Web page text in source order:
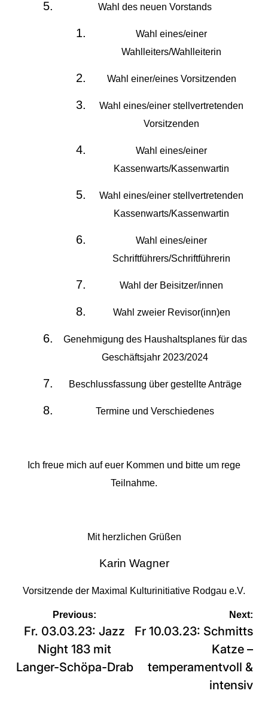
Wahl des neuen Vorstands
Wahl eines/einer
Wahlleiters/Wahlleiterin
Wahl einer/eines Vorsitzenden
Wahl eines/einer stellvertretenden
Vorsitzenden
Wahl eines/einer
Kassenwarts/Kassenwartin
Wahl eines/einer stellvertretenden
Kassenwarts/Kassenwartin
Wahl eines/einer
Schriftführers/Schriftführerin
Wahl der Beisitzer/innen
Wahl zweier Revisor(inn)en
Genehmigung des Haushaltsplanes für das
Geschäftsjahr 2023/2024
Beschlussfassung über gestellte Anträge
Termine und Verschiedenes
Ich freue mich auf euer Kommen und bitte um rege
Teilnahme.
Mit herzlichen Grüßen
Karin Wagner
Vorsitzende der Maximal Kulturinitiative Rodgau e.V.
Beitragsnavigation
Previous:
Fr. 03.03.23: Jazz
Night 183 mit
Langer-Schöpa-Drab
Next:
Fr 10.03.23: Schmitts
Katze –
temperamentvoll &
intensiv